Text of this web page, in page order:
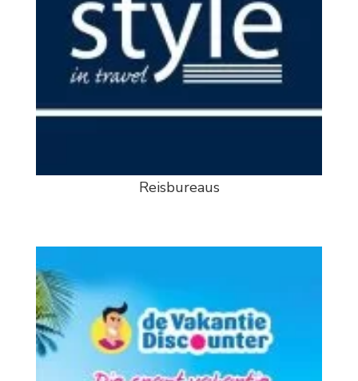
Reisbureaus